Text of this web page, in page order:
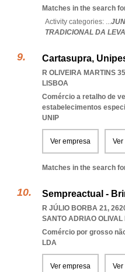
Matches in the search
Activity categories: ...
TRADICIONAL DA
Cartasupra,
R OLIVEIRA MARTINS
LISBOA
Comércio a retalho de
estabelecimentos
UNIP
Ver empresa
Matches in the search
Sempreactual -
R JÚLIO BORBA 21,
SANTO ADRIAO
Comércio por grosso
LDA
Ver empresa